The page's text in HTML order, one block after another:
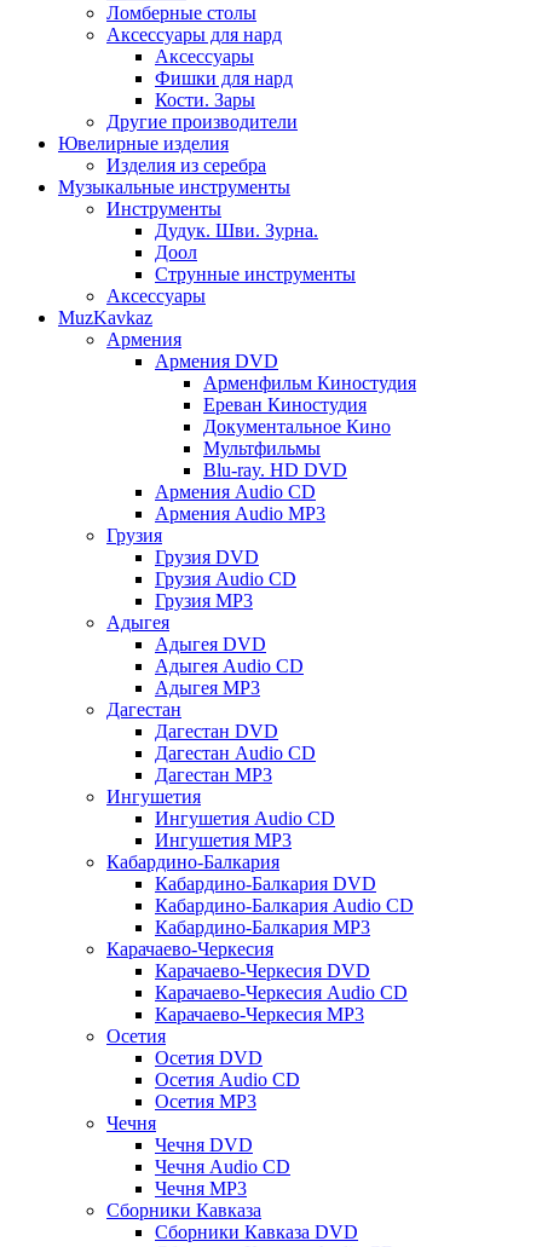
Ломберные столы
Аксессуары для нард
Аксессуары
Фишки для нард
Кости. Зары
Другие производители
Ювелирные изделия
Изделия из серебра
Музыкальные инструменты
Инструменты
Дудук. Шви. Зурна.
Доол
Струнные инструменты
Аксессуары
MuzKavkaz
Армения
Армения DVD
Арменфильм Киностудия
Ереван Киностудия
Документальное Кино
Мультфильмы
Blu-ray. HD DVD
Армения Audio CD
Армения Audio MP3
Грузия
Грузия DVD
Грузия Audio CD
Грузия MP3
Адыгея
Адыгея DVD
Адыгея Audio CD
Адыгея MP3
Дагестан
Дагестан DVD
Дагестан Audio CD
Дагестан MP3
Ингушетия
Ингушетия Audio CD
Ингушетия MP3
Кабардино-Балкария
Кабардино-Балкария DVD
Кабардино-Балкария Audio CD
Кабардино-Балкария MP3
Карачаево-Черкесия
Карачаево-Черкесия DVD
Карачаево-Черкесия Audio CD
Карачаево-Черкесия MP3
Осетия
Осетия DVD
Осетия Audio CD
Осетия MP3
Чечня
Чечня DVD
Чечня Audio CD
Чечня MP3
Сборники Кавказа
Сборники Кавказа DVD